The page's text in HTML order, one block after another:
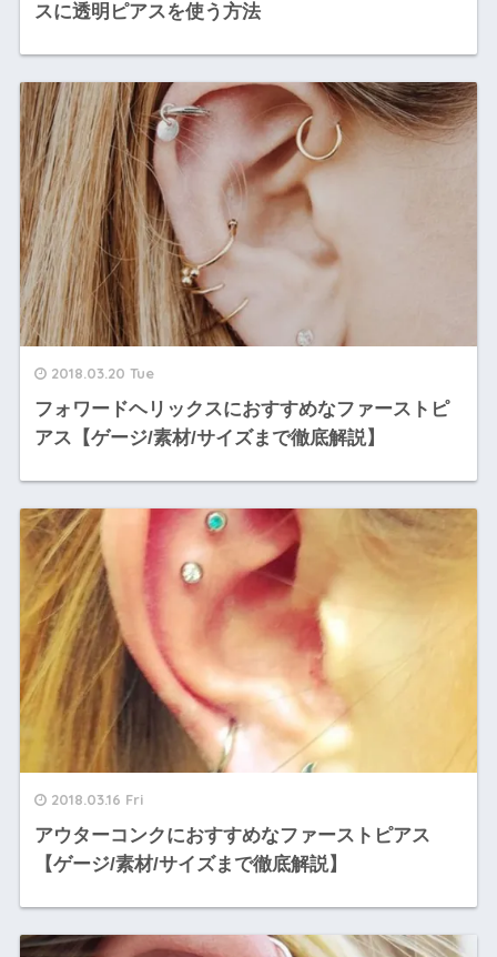
スに透明ピアスを使う方法
2018.03.20 Tue
フォワードヘリックスにおすすめなファーストピ
アス【ゲージ/素材/サイズまで徹底解説】
2018.03.16 Fri
アウターコンクにおすすめなファーストピアス
【ゲージ/素材/サイズまで徹底解説】